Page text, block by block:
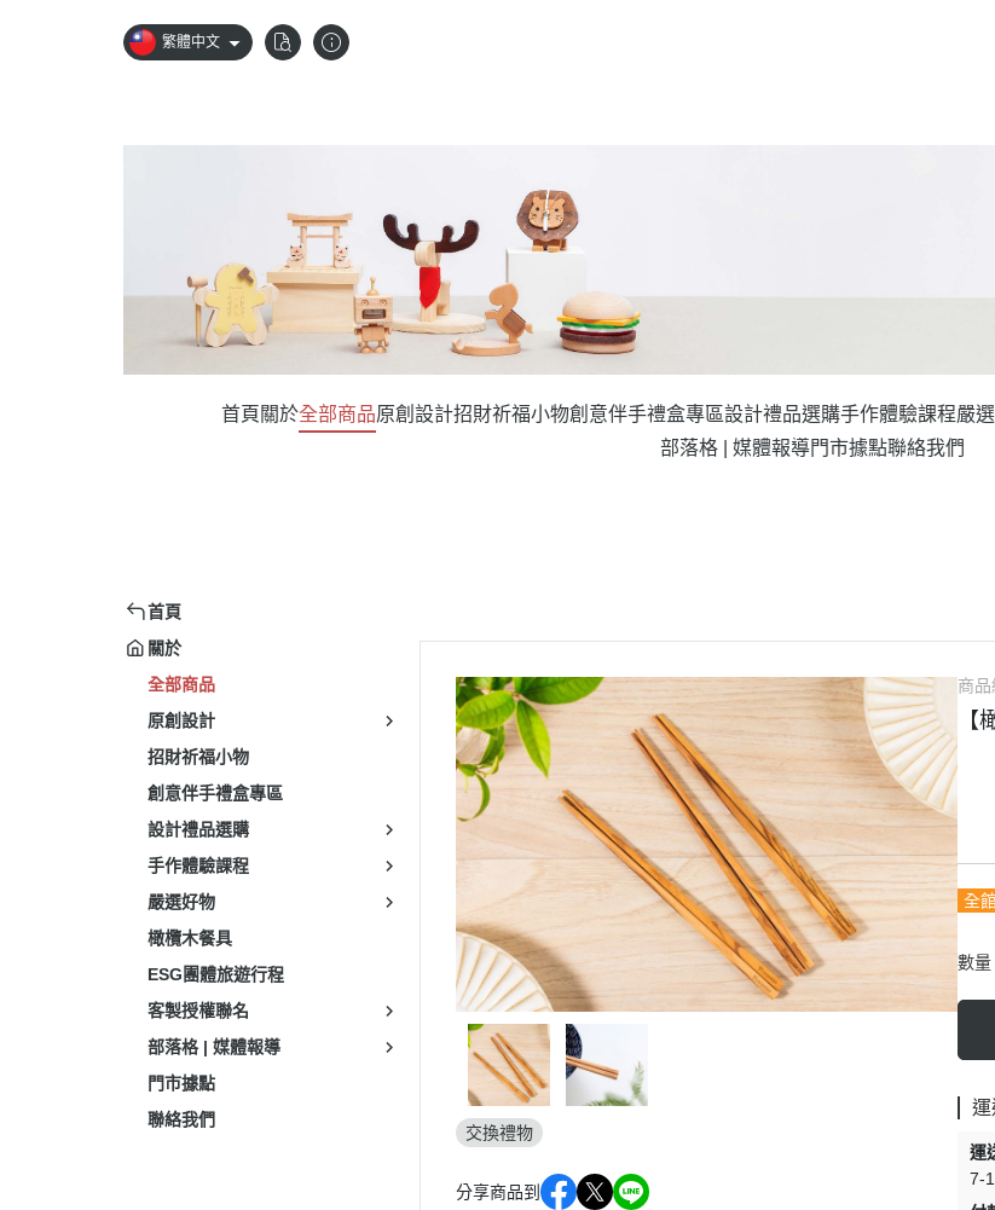
繁體中文
首頁 關於全部商品原創設計招財祈福小物創意伴手禮盒專區設計禮品選購手作體驗課程嚴
部落格 | 媒體報導門市據點聯絡我們
首頁
關於
全部商品
原創設計
招財祈福小物
創意伴手禮盒專區
設計禮品選購
手作體驗課程
嚴選好物
橄欖木餐具
ESG團體旅遊行程
客製授權聯名
部落格 | 媒體報導
門市據點
聯絡我們
交換禮物
分享商品到
商
【
全
數量
運
運
7-